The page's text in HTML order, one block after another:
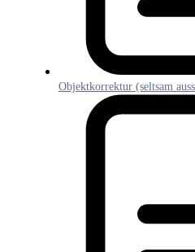
Objektkorrektur (seltsam